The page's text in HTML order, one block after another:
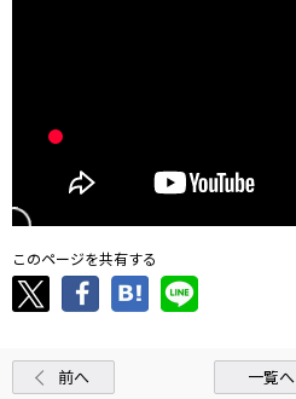
このページを共有する
前へ 一覧へ